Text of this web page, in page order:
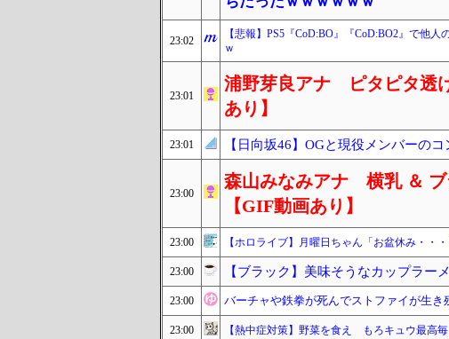
23:02
【悲報】PS5『CoD:BO』『CoD:BO2』で他
ｗ
23:01
浦野芽良アナ ピタピタ透
あり】
23:01 【日向坂46】OGと現役メンバーの
23:00
森山みなみアナ 横乳 ＆ ブ
【GIF動画あり】
23:00 【ホロライブ】月曜日ちゃん「お盆休み・・・
23:00 【ブラック】美味そうなカップラー
23:00 バーチャや鉄拳が死んでストファイが生き
23:00 【熱中症対策】野菜を食え もろキュウ最高